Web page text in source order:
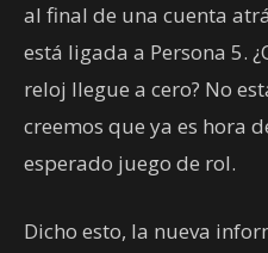
al final de una cuenta
está ligada a Persona 5.
reloj llegue a cero? No
creemos que ya es hora
esperado juego de rol.
Dicho esto, la nueva